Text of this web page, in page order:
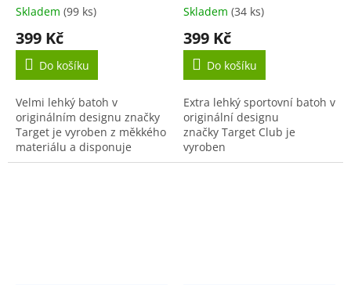
Průměrné
hodnocení
produktu
3,7
5
hvězdiček.
Skladem (99 ks)
399 Kč
Do košíku
Velmi lehký batoh v
originálním designu značky
Target je vyroben z měkkého
materiálu a disponuje
prostornou komorou a
Průměrné
hodnocení
produktu
4,3
5
hvězdiček.
Skladem (34 ks)
399 Kč
Do košíku
Extra lehký sportovní batoh v
originální designu
značky Target Club je
vyroben
z měkkého materiálu a